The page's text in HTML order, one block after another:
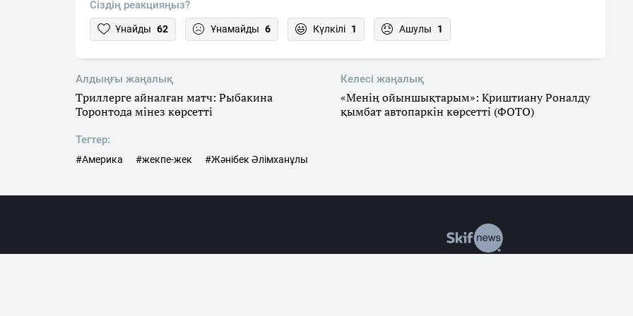
Сіздің реакцияңыз?
Ұнайды 62 Ұнамайды 6 Күлкілі 1 Ашулы 1
Алдыңғы жаңалық
Триллерге айналған матч: Рыбакина
Торонтода мінез көрсетті
Келесі жаңалық
«Менің ойыншықтарым»: Криштиану Роналду
қымбат автопаркін көрсетті (ФОТО)
Тегтер:
#Америка #жекпе-жек #Жәнібек Әлімханұлы